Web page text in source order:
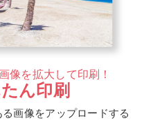
像を拡大して印刷！
ん印刷
画像をアップロードする